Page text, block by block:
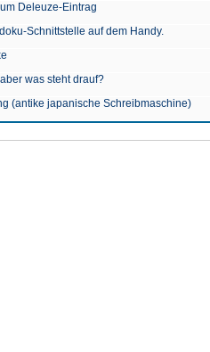
Deleuze-Eintrag
Schnittstelle auf dem Handy.
was steht drauf?
(antike japanische Schreibmaschine)